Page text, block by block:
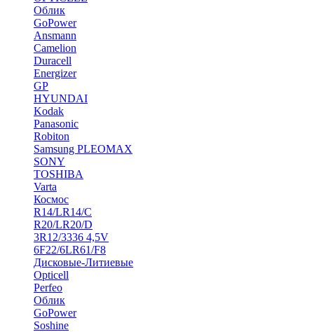
Облик
GoPower
Ansmann
Camelion
Duracell
Energizer
GP
HYUNDAI
Kodak
Panasonic
Robiton
Samsung PLEOMAX
SONY
TOSHIBA
Varta
Космос
R14/LR14/C
R20/LR20/D
3R12/3336 4,5V
6F22/6LR61/F8
Дисковые-Литиевые
Opticell
Perfeo
Облик
GoPower
Soshine